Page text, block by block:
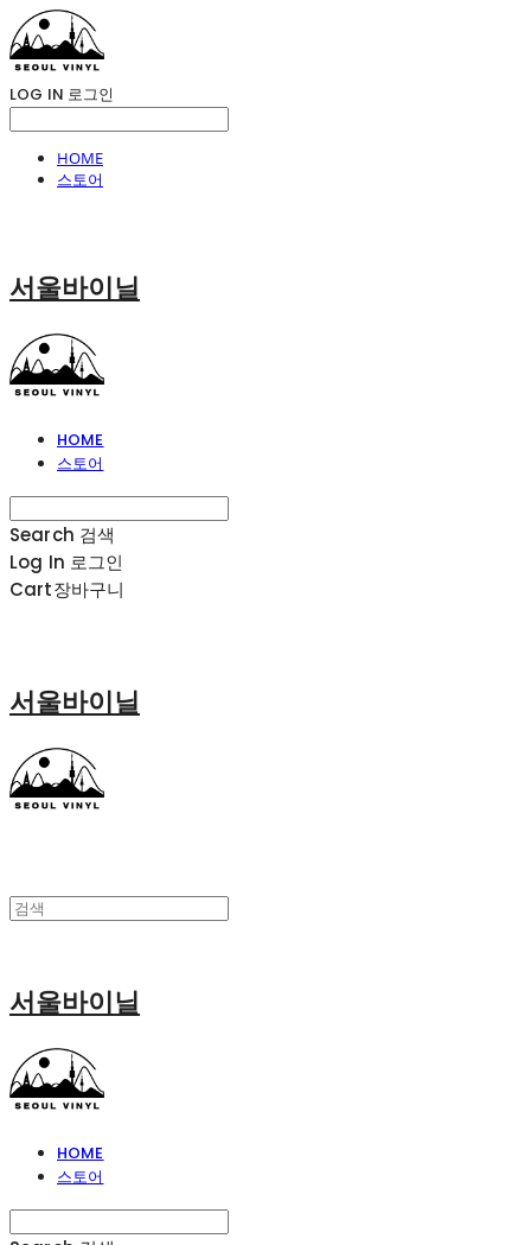
LOG IN 로그인
HOME
스토어
서울바이닐
HOME
스토어
Search 검색
Log In 로그인
Cart장바구니
서울바이닐
서울바이닐
HOME
스토어